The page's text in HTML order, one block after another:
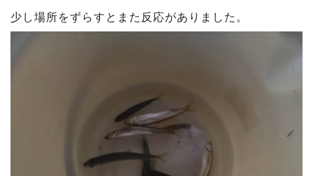
少し場所をずらすとまた反応がありました。